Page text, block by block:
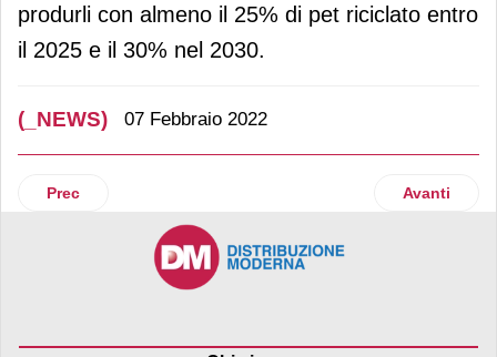
produrli con almeno il 25% di pet riciclato entro
il 2025 e il 30% nel 2030.
(_NEWS) 07 Febbraio 2022
Articolo precedente: Iper La grande i sostiene Fondazione
Prec Articolo
Avanti